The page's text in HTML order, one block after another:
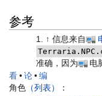
参考
↑ 信息来自
准确，因为
电
看•论•编
角色 （列表）
：